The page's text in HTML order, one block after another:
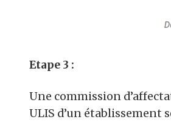
Etape 3 :
Une commission
ULIS d’un établissement